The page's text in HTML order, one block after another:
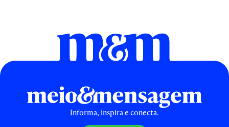
Informa, inspira e conecta.